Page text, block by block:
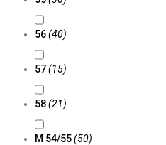
56(40)
57(15)
58(21)
M 54/55(50)